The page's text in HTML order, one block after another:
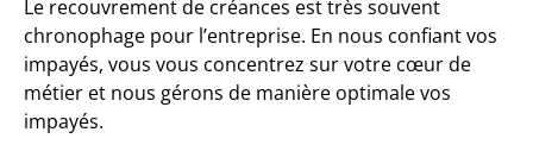
Le recouvrement de créances est très souvent
chronophage pour l’entreprise. En nous confiant vos
impayés, vous vous concentrez sur votre cœur de
métier et nous gérons de manière optimale vos
impayés.